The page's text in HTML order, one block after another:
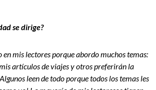
se dirige?
en mis lectores porque abordo muchos temas:
artículos de viajes y otros preferirán la
leen de todo porque todos los temas les